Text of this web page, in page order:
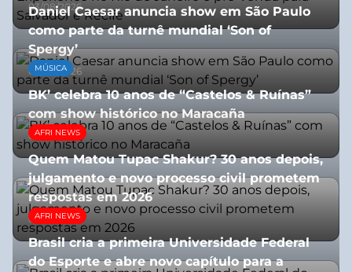
03/08/2026
Daniel Caesar anuncia show em São Paulo
como parte da turnê mundial ‘Son of
Spergy’
05/08/2026
MÚSICA
BK’ celebra 10 anos de “Castelos & Ruínas”
com show histórico no Maracaña
06/08/2026
AFRI NEWS
Quem Matou Tupac Shakur? 30 anos depois,
julgamento e novo processo civil prometem
respostas em 2026
05/08/2026
AFRI NEWS
Brasil cria a primeira Universidade Federal
do Esporte e abre novo capítulo para a